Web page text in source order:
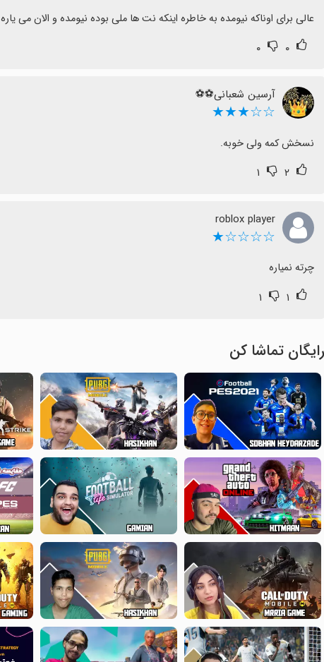
عالی برای اوناکه نیومده به خاطره اینکه نت ها ملی بوده نیومده و الان می یاره
۰ ۰
آرسین شعبانی⚽⚽
☆☆★★★
نسخش کمه ولی خوبه.
۲ ۱
roblox player
☆☆☆☆★
چرته نمیاره
۱ ۱
رایگان تماشا کن